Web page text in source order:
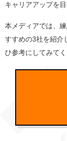
キャリアアップを
本メディアでは、
すすめの3社を紹介
ひ参考にしてみてく